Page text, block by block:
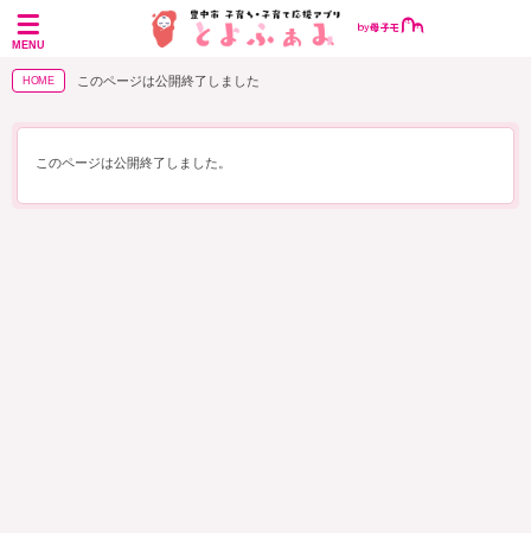
MENU
HOME このページは公開終了しました
このページは公開終了しました。